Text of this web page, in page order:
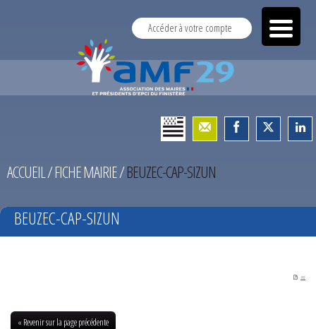
Accéder à votre compte
ACCUEIL/FICHE MAIRIE/BEUZEC-CAP-SIZUN
BEUZEC-CAP-SIZUN
PDF
« Revenir sur la page précédente